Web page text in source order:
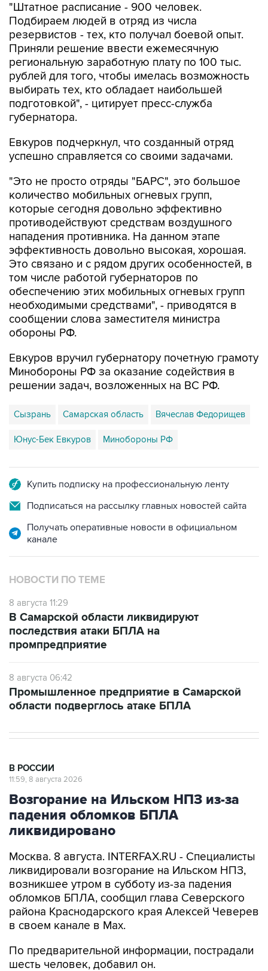
"Штатное расписание - 900 человек.
Подбираем людей в отряд из числа
резервистов - тех, кто получал боевой опыт.
Приняли решение ввести ежемесячную
региональную заработную плату по 100 тыс.
рублей для того, чтобы имелась возможность
выбирать тех, кто обладает наибольшей
подготовкой", - цитирует пресс-служба
губернатора.
Евкуров подчеркнул, что созданный отряд
успешно справляется со своими задачами.
"Это не просто отряды "БАРС", это большое
количество мобильных огневых групп,
которые сегодня довольно эффективно
противодействуют средствам воздушного
нападения противника. На данном этапе
эффективность довольно высокая, хорошая.
Это связано и с рядом других особенностей, в
том числе работой губернаторов по
обеспечению этих мобильных огневых групп
необходимыми средствами", - приводятся в
сообщении слова заместителя министра
обороны РФ.
Евкуров вручил губернатору почетную грамоту
Минобороны РФ за оказание содействия в
решении задач, возложенных на ВС РФ.
Сызрань Самарская область Вячеслав Федорищев
Юнус-Бек Евкуров Минобороны РФ
Купить подписку на профессиональную ленту
Подписаться на рассылку главных новостей сайта
Получать оперативные новости в официальном
канале
НОВОСТИ ПО ТЕМЕ
8 августа 11:29
В Самарской области ликвидируют
последствия атаки БПЛА на
промпредприятие
8 августа 06:42
Промышленное предприятие в Самарской
области подверглось атаке БПЛА
В РОССИИ
11:59, 8 августа 2026
Возгорание на Ильском НПЗ из-за
падения обломков БПЛА
ликвидировано
Москва. 8 августа. INTERFAX.RU - Специалисты
ликвидировали возгорание на Ильском НПЗ,
возникшее утром в субботу из-за падения
обломков БПЛА, сообщил глава Северского
района Краснодарского края Алексей Чеверев
в своем канале в Max.
По предварительной информации, пострадали
шесть человек, добавил он.